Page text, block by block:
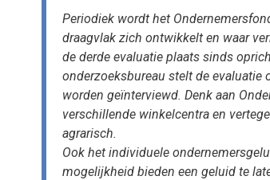
Periodiek wordt het
draagvlak zich ontwikkelt en waar
de derde evaluatie plaats sinds
onderzoeksbureau stelt de evaluatie
worden geïnterviewd. Denk aan
verschillende winkelcentra en
agrarisch.
Ook het individuele
mogelijkheid bieden een geluid te